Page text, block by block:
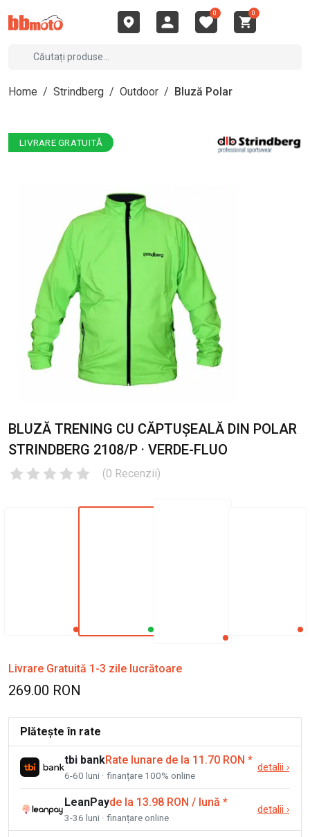
0 0
Home / Strindberg / Outdoor / Bluză Polar
LIVRARE GRATUITĂ
BLUZĂ TRENING CU CĂPTUȘEALĂ DIN POLAR
STRINDBERG 2108/P · VERDE-FLUO
(0 Recenzii)
Livrare Gratuită 1-3 zile lucrătoare
269.00 RON
Plătește în rate
tbi bankRate lunare de la 11.70 RON *
6-60 luni · finanțare 100% online
detalii ›
LeanPayde la 13.98 RON / lună *
3-36 luni · finanțare online
detalii ›